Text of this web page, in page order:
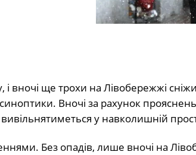
і вночі ще трохи на Лівобережжі
Вночі за рахунок
у навколишній
Без опадів, лише вночі на